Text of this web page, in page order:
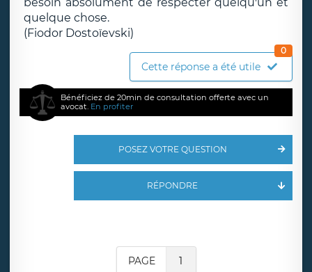
quelque chose.
(Fiodor Dostoïevski)
Cette réponse a été utile
0
Bénéficiez de 20min de consultation offerte avec un
avocat. En profiter
POSEZ VOTRE QUESTION
RÉPONDRE
PAGE 1